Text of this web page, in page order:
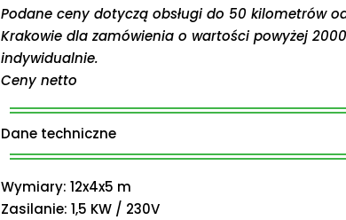
Podane ceny dotyczą obsługi do 50 kilometrów
Krakowie dla zamówienia o wartości powyżej
indywidualnie.
Ceny netto
Dane techniczne
Wymiary: 12x4x5 m
Zasilanie: 1,5 KW / 230V